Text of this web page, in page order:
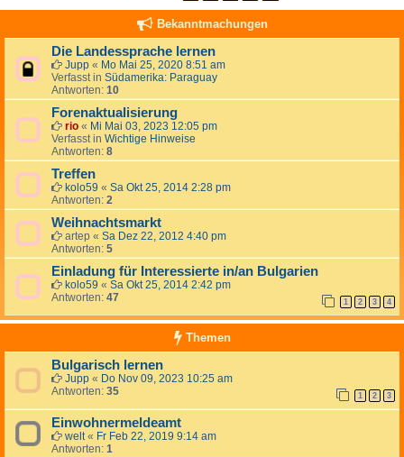
Bekanntmachungen
Die Landessprache lernen
Jupp « Mo Mai 25, 2020 8:51 am
Verfasst in Südamerika: Paraguay
Antworten: 10
Forenaktualisierung
rio « Mi Mai 03, 2023 12:05 pm
Verfasst in Wichtige Hinweise
Antworten: 8
Treffen
kolo59 « Sa Okt 25, 2014 2:28 pm
Antworten: 2
Weihnachtsmarkt
artep « Sa Dez 22, 2012 4:40 pm
Antworten: 5
Einladung für Interessierte in/an Bulgarien
kolo59 « Sa Okt 25, 2014 2:42 pm
Antworten: 47 1 2 3 4
Themen
Bulgarisch lernen
Jupp « Do Nov 09, 2023 10:25 am
Antworten: 35 1 2 3
Einwohnermeldeamt
welt« Fr Feb 22, 2019 9:14 am
Antworten: 1